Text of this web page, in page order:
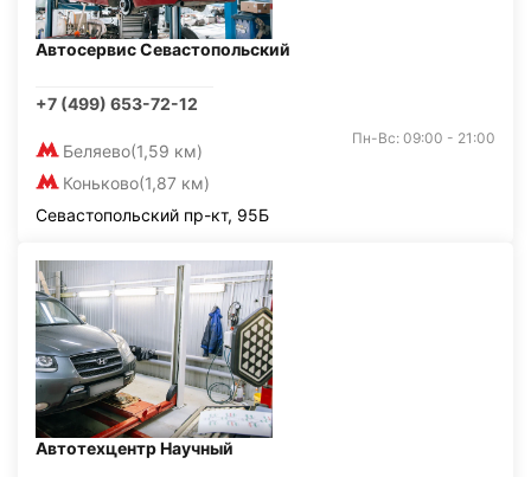
Автосервис Севастопольский
+7 (499) 653-72-12
Беляево(1,59 км)
Коньково(1,87 км)
Пн-Вс: 09:00 - 21:00
Севастопольский пр-кт, 95Б
Автотехцентр Научный